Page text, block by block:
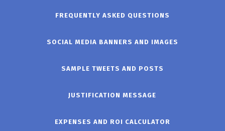
FREQUENTLY ASKED QUESTIONS
SOCIAL MEDIA BANNERS AND IMAGES
SAMPLE TWEETS AND POSTS
JUSTIFICATION MESSAGE
EXPENSES AND ROI CALCULATOR